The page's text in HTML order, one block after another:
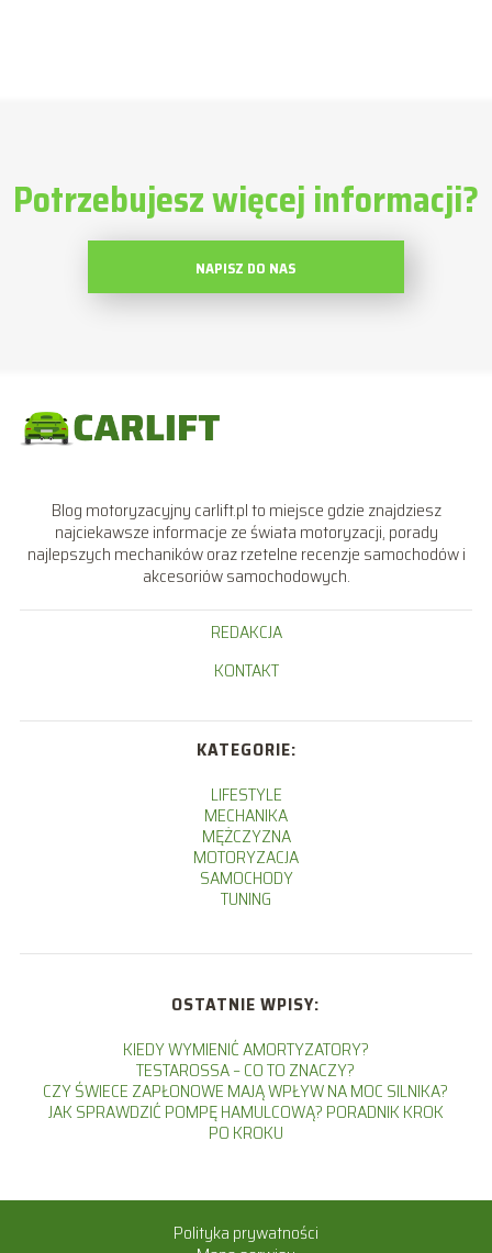
Potrzebujesz więcej informacji?
NAPISZ DO NAS
Blog motoryzacyjny carlift.pl to miejsce gdzie znajdziesz
najciekawsze informacje ze świata motoryzacji, porady
najlepszych mechaników oraz rzetelne recenzje samochodów i
akcesoriów samochodowych.
REDAKCJA
KONTAKT
KATEGORIE:
LIFESTYLE
MECHANIKA
MĘŻCZYZNA
MOTORYZACJA
SAMOCHODY
TUNING
OSTATNIE WPISY:
KIEDY WYMIENIĆ AMORTYZATORY?
TESTAROSSA – CO TO ZNACZY?
CZY ŚWIECE ZAPŁONOWE MAJĄ WPŁYW NA MOC SILNIKA?
JAK SPRAWDZIĆ POMPĘ HAMULCOWĄ? PORADNIK KROK
PO KROKU
Polityka prywatności